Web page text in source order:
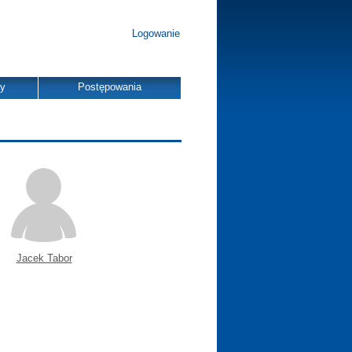
Logowanie
Postępowania
Jacek Tabor